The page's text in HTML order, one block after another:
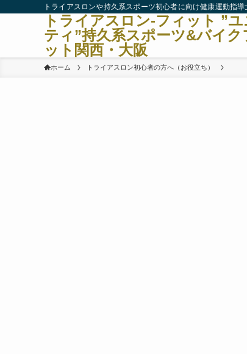
トライアスロンや持久系スポーツ初心者に向け健康運動指導
トライアスロン-フィット ”ユ
ティ”持久系スポーツ&バイク
ット関西・大阪
ホーム トライアスロン初心者の方へ（お役立ち）